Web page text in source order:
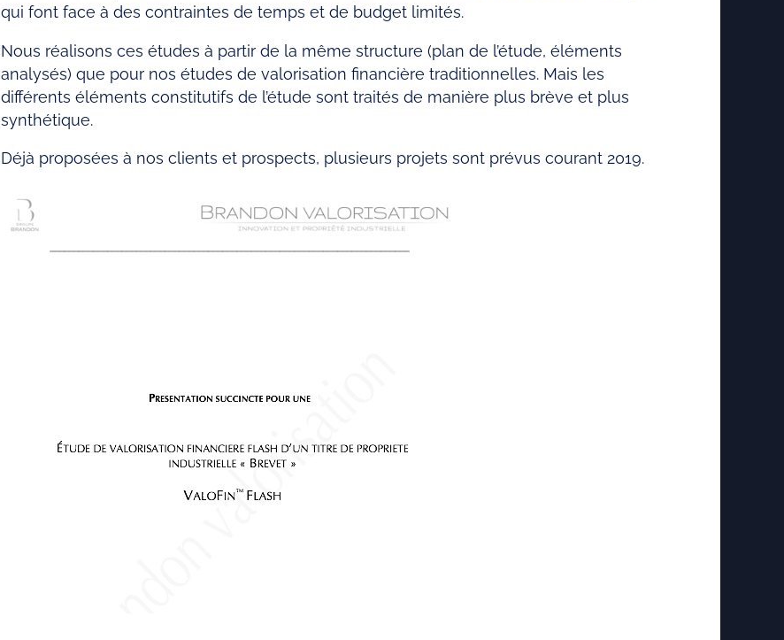
qui font face à des contraintes de temps et de budget limités.
Nous réalisons ces études à partir de la même structure (plan de l’étude, éléments
analysés) que pour nos études de valorisation financière traditionnelles. Mais les
différents éléments constitutifs de l’étude sont traités de manière plus brève et plus
synthétique.
Déjà proposées à nos clients et prospects, plusieurs projets sont prévus courant 2019.